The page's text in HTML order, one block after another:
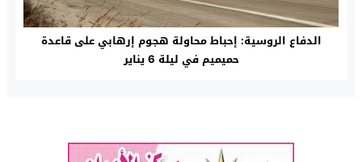
الدفاع الروسية: إحباط محاولة هجوم إرهابي على قاعدة
حميميم في ليلة 6 يناير